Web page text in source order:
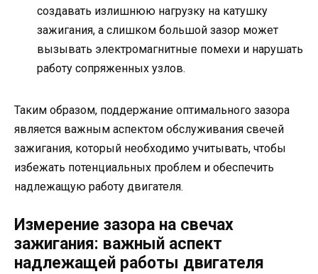
создавать излишнюю нагрузку на катушку
зажигания, а слишком большой зазор может
вызывать электромагнитные помехи и нарушать
работу сопряженных узлов.
Таким образом, поддержание оптимального зазора
является важным аспектом обслуживания свечей
зажигания, который необходимо учитывать, чтобы
избежать потенциальных проблем и обеспечить
надлежащую работу двигателя.
Измерение зазора на свечах
зажигания: важный аспект
надлежащей работы двигателя